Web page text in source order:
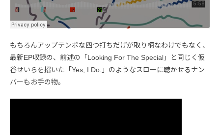
もちろんアップテンポな四つ打ちだげが取り柄なわけでもなく、
最新EP収録の、前述の「Looking For The Special」と同じく仮
谷せいらを招いた「Yes, I Do.」のようなスローに聴かせるナン
バーもお手の物。